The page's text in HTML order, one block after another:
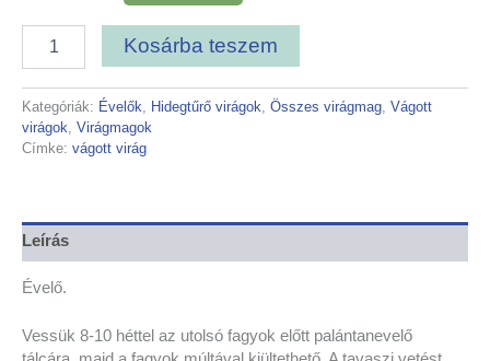
Kosárba teszem
Kategóriák: Évelők Hidegtűrő virágok Összes virágmag Vágott
virágok Virágmagok
Címke: vágott virág
Leírás
Évelő.
Vessük 8-10 héttel az utolsó fagyok előtt palántanevelő